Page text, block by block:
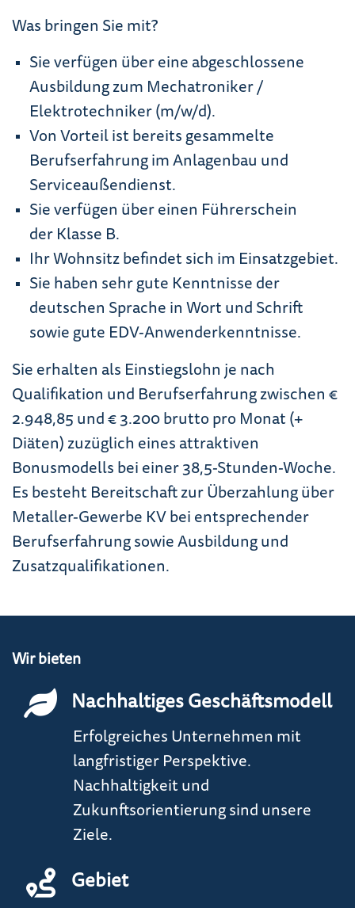
Was bringen Sie mit?
Sie verfügen über eine abgeschlossene
Ausbildung zum Mechatroniker /
Elektrotechniker (m/w/d).
Von Vorteil ist bereits gesammelte
Berufserfahrung im Anlagenbau und
Serviceaußendienst.
Sie verfügen über einen Führerschein
der Klasse B.
Ihr Wohnsitz befindet sich im Einsatzgebiet.
Sie haben sehr gute Kenntnisse der
deutschen Sprache in Wort und Schrift
sowie gute EDV-Anwenderkenntnisse.
Sie erhalten als Einstiegslohn je nach
Qualifikation und Berufserfahrung zwischen €
2.948,85 und € 3.200 brutto pro Monat (+
Diäten) zuzüglich eines attraktiven
Bonusmodells bei einer 38,5-Stunden-Woche.
Es besteht Bereitschaft zur Überzahlung über
Metaller-Gewerbe KV bei entsprechender
Berufserfahrung sowie Ausbildung und
Zusatzqualifikationen.
Wir bieten
Nachhaltiges Geschäftsmodell
Erfolgreiches Unternehmen mit
langfristiger Perspektive.
Nachhaltigkeit und
Zukunftsorientierung sind unsere
Ziele.
Gebiet